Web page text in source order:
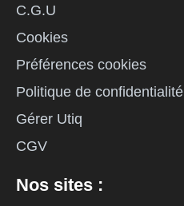
C.G.U
Cookies
Préférences cookies
Politique de confidentialité
Gérer Utiq
CGV
Nos sites :